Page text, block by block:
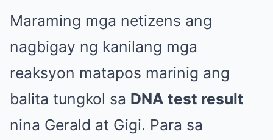
Maraming mga netizens ang
nagbigay ng kanilang mga
reaksyon matapos marinig ang
balita tungkol sa DNA test result
nina Gerald at Gigi. Para sa